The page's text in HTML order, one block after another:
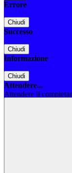
Errore
Chiudi
Successo
Chiudi
Informazione
Chiudi
Attendere...
Attendere il